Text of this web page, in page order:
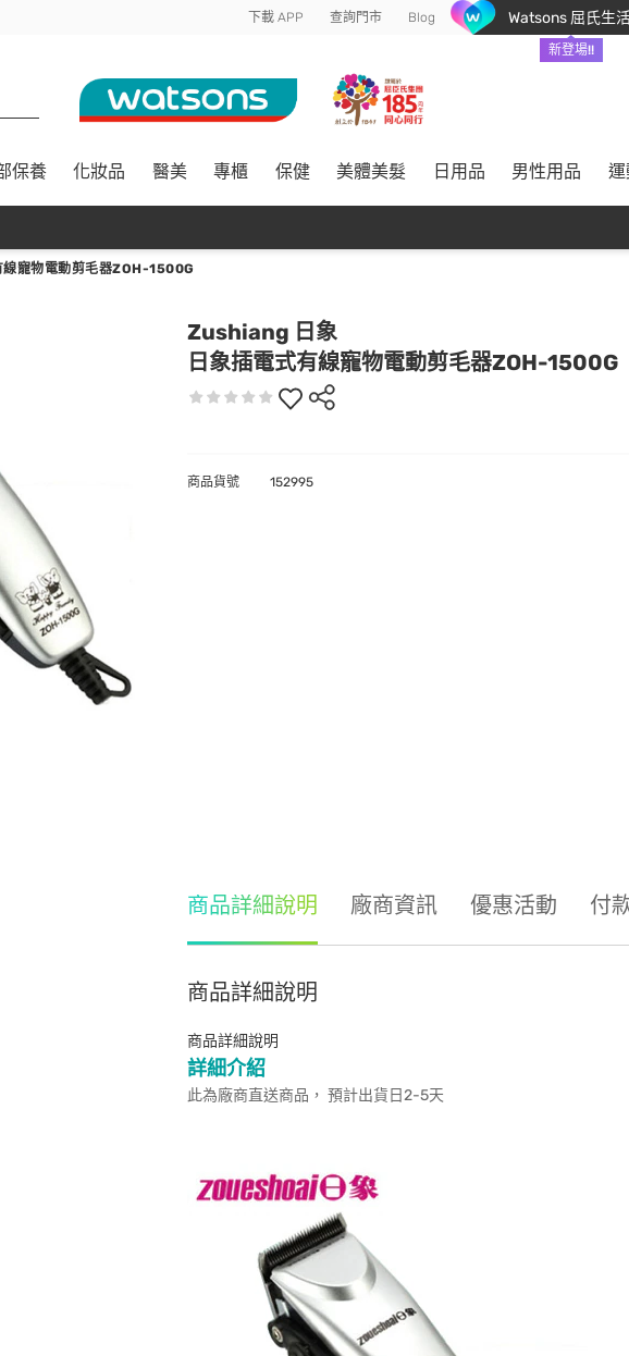
下載 APP 查詢門市 Blog Watsons 屈氏生
新登場!!
保養 化妝品 醫美 專櫃 保健 美體美髮 日用品 男性用品 運
線寵物電動剪毛器ZOH-1500G
Zushiang 日象
日象插電式有線寵物電動剪毛器ZOH-1500G
商品貨號 152995
商品詳細說明 廠商資訊 優惠活動 付
商品詳細說明
商品詳細說明
詳細介紹
此為廠商直送商品， 預計出貨日2-5天